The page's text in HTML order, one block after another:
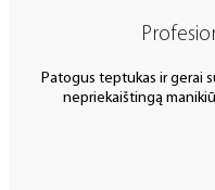
Patogus teptukas ir gerai
nepriekaištingą